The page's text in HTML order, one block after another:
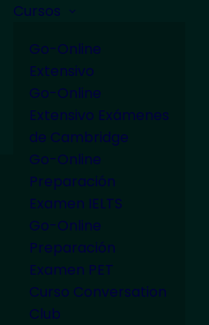
Cursos
Go-Online
Extensivo
Go-Online
Extensivo Exámenes
de Cambridge
Go-Online
Preparación
Examen IELTS
Go-Online
Preparación
Examen PET
Curso Conversation
Club